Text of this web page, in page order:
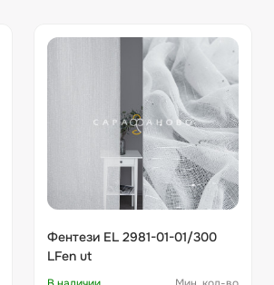
Фентези EL 2981-01-01/300
LFen ut